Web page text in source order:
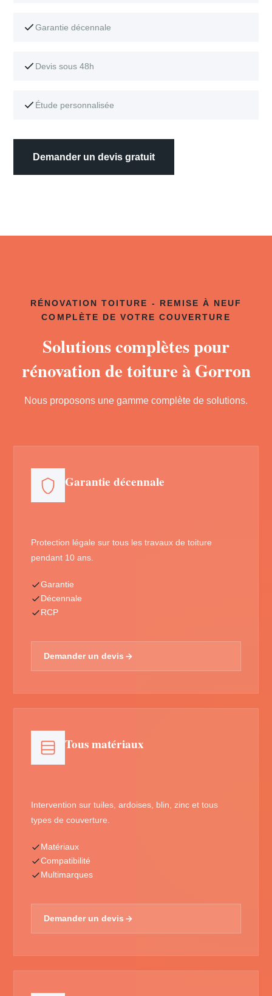
Garantie décennale
Devis sous 48h
Étude personnalisée
Demander un devis gratuit
RÉNOVATION TOITURE - REMISE À NEUF
COMPLÈTE DE VOTRE COUVERTURE
Solutions complètes pour
rénovation de toiture à Gorron
Nous proposons une gamme complète de solutions.
Garantie décennale
Protection légale sur tous les travaux de toiture
pendant 10 ans.
Garantie
Décennale
RCP
Demander un devis
Tous matériaux
Intervention sur tuiles, ardoises, blin, zinc et tous
types de couverture.
Matériaux
Compatibilité
Multimarques
Demander un devis